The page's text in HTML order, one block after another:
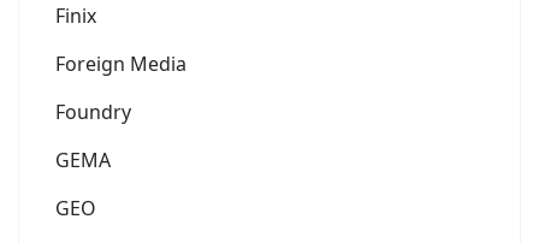
Finix
Foreign Media
Foundry
GEMA
GEO